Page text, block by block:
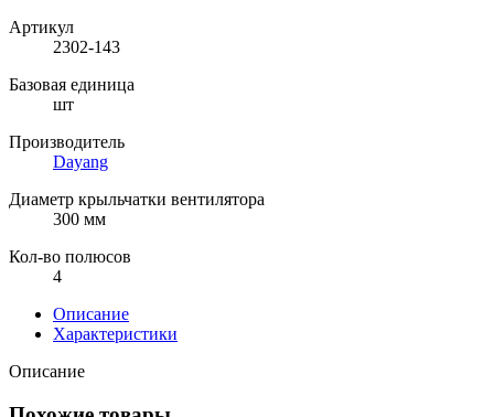
Артикул
2302-143
Базовая единица
шт
Производитель
Dayang
Диаметр крыльчатки вентилятора
300 мм
Кол-во полюсов
4
Описание
Характеристики
Описание